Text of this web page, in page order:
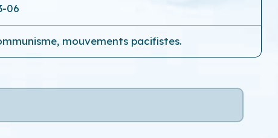
06
mouvements pacifistes.